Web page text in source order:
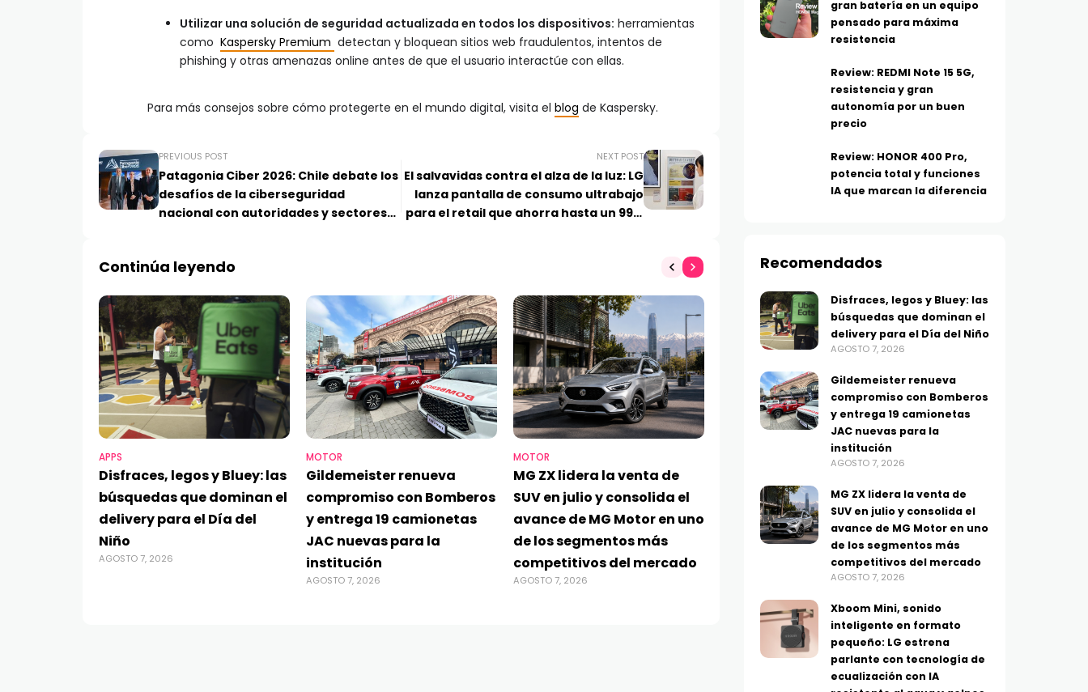
Utilizar una solución de seguridad actualizada en todos los dispositivos: herramientas
como Kaspersky Premium detectan y bloquean sitios web fraudulentos, intentos de
phishing y otras amenazas online antes de que el usuario interactúe con ellas.
Para más consejos sobre cómo protegerte en el mundo digital, visita el blog de Kaspersky.
PREVIOUS POST
Patagonia Ciber 2026: Chile debate los
desafíos de la ciberseguridad
nacional con autoridades y sectores
NEXT POST
El salvavidas contra el alza de la luz: LG
lanza pantalla de consumo ultrabajo
para el retail que ahorra hasta un 99%
Continúa leyendo
APPS
Disfraces, legos y Bluey: las
búsquedas que dominan el
delivery para el Día del
Niño
AGOSTO 7, 2026
MOTOR
Gildemeister renueva
compromiso con Bomberos
y entrega 19 camionetas
JAC nuevas para la
institución
AGOSTO 7, 2026
MOTOR
MG ZX lidera la venta de
SUV en julio y consolida el
avance de MG Motor en uno
de los segmentos más
competitivos del mercado
AGOSTO 7, 2026
inteligente en formato
pequeño: LG estrena
parlante con tecnología de
ecualización con IA
resistente al agua y golpes
AGOSTO 7, 2026
Dobles de Mercado
con buenísimos
descuentos en
AGOSTO 7, 2026
gran batería en un equipo
pensado para máxima
resistencia
Review: REDMI Note 15 5G,
resistencia y gran
autonomía por un buen
precio
Review: HONOR 400 Pro,
potencia total y funciones
IA que marcan la diferencia
Recomendados
Disfraces, legos y Bluey: las
búsquedas que dominan el
delivery para el Día del Niño
AGOSTO 7, 2026
Gildemeister renueva
compromiso con Bomberos
y entrega 19 camionetas
JAC nuevas para la
institución
AGOSTO 7, 2026
MG ZX lidera la venta de
SUV en julio y consolida el
avance de MG Motor en uno
de los segmentos más
competitivos del mercado
AGOSTO 7, 2026
Xboom Mini, sonido
inteligente en formato
pequeño: LG estrena
parlante con tecnología de
ecualización con IA